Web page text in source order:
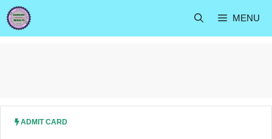
Skip
to
content
MENU
ADMIT CARD